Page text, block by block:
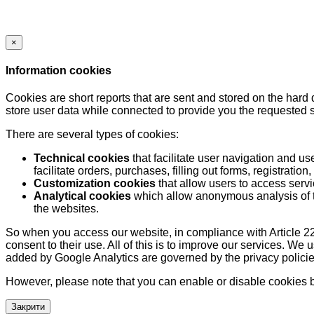
×
Information cookies
Cookies are short reports that are sent and stored on the
store user data while connected to provide you the
There are several types of cookies:
Technical cookies that facilitate user navigation and
facilitate orders, purchases, filling out forms,
Customization cookies that allow users to access
Analytical cookies which allow anonymous analysis
the websites.
So when you access our website, in compliance with Article
consent to their use. All of this is to improve our services.
added by Google Analytics are governed by the privacy
However, please note that you can enable or disable cookies
Закрити